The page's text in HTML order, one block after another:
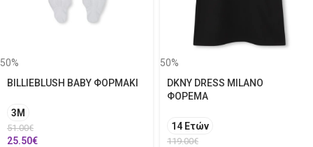
50%
BILLIEBLUSH BABY ΦΟΡΜΑΚΙ
3Μ
51.00€
25.50€
50%
DKNY DRESS MILANO
ΦΟΡΕΜΑ
14 Ετών
119.00€